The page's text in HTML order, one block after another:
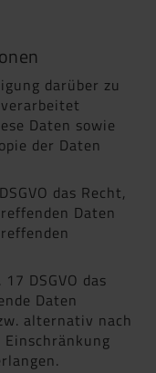
darüber zu
Daten sowie
der Daten
das Recht,
Daten
DSGVO das
Daten
alternativ nach
Einschränkung